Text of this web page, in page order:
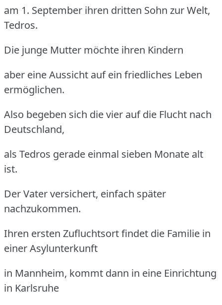
am 1. September ihren dritten Sohn zur Welt,
Tedros.
Die junge Mutter möchte ihren Kindern
aber eine Aussicht auf ein friedliches Leben
ermöglichen.
Also begeben sich die vier auf die Flucht nach
Deutschland,
als Tedros gerade einmal sieben Monate alt
ist.
Der Vater versichert, einfach später
nachzukommen.
Ihren ersten Zufluchtsort findet die Familie in
einer Asylunterkunft
in Mannheim, kommt dann in eine Einrichtung
in Karlsruhe